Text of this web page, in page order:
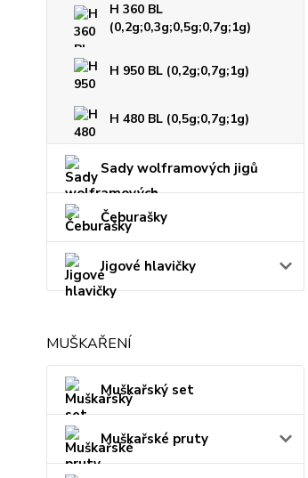
H 360 BL
(0,2g;0,3g;0,5g;0,7g;1g)
H 950 BL (0,2g;0,7g;1g)
H 480 BL (0,5g;0,7g;1g)
Sady wolframových jigů
Čeburašky
Jigové hlavičky
MUŠKAŘENÍ
Muškařský set
Muškařské pruty